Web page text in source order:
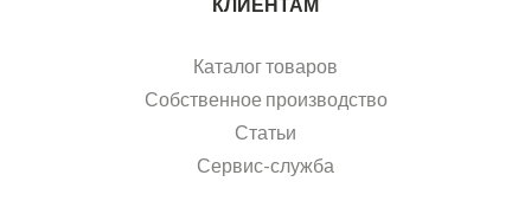
Каталог товаров
Собственное производство
Статьи
Сервис-служба